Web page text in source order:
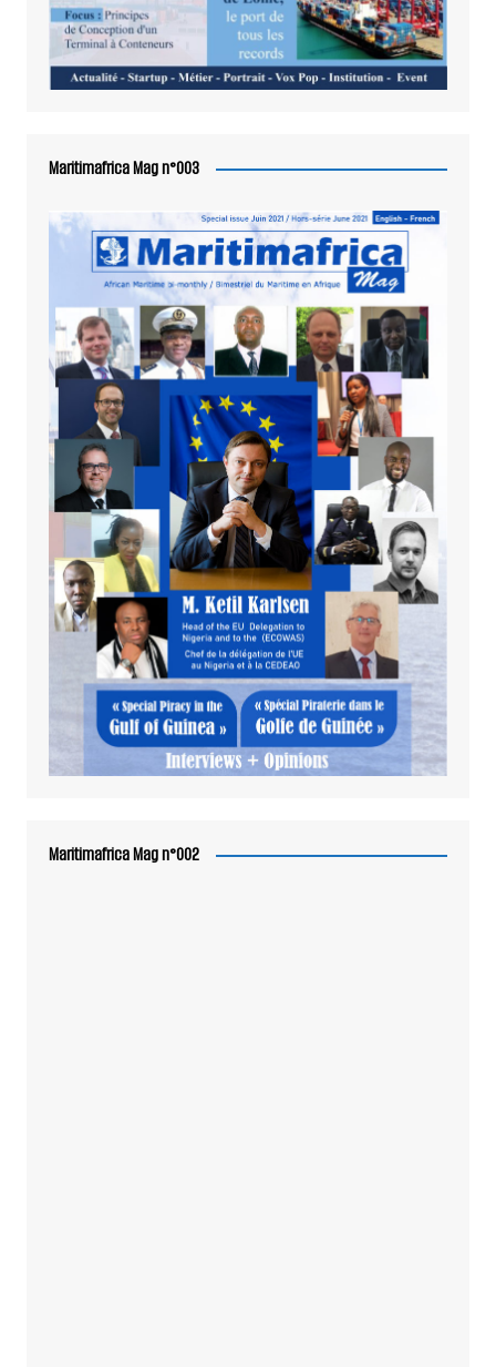
Maritimafrica Mag n°003
Maritimafrica Mag n°002